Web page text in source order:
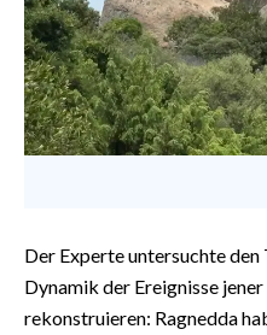
Der Experte untersuchte den
Dynamik der Ereignisse
rekonstruieren: Ragnedda